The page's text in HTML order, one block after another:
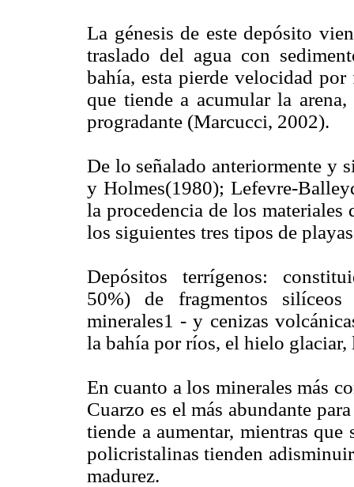
La génesis de este depósito
traslado del agua con
bahía, esta pierde velocidad
que tiende a acumular la
progradante (Marcucci, 2002).
De lo señalado anteriormente y
y Holmes(1980); Lefevre-
la procedencia de los materiales
los siguientes tres tipos de
Depósitos terrígenos:
50%) de fragmentos silíceos
minerales1 - y cenizas
la bahía por ríos, el hielo
En cuanto a los minerales más
Cuarzo es el más abundante
tiende a aumentar, mientras que
policristalinas tienden
madurez.